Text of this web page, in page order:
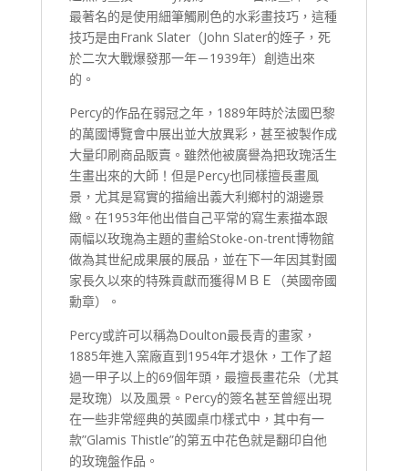
最著名的是使用細筆觸刷色的水彩畫技巧，這種
技巧是由Frank Slater（John Slater的姪子，死
於二次大戰爆發那一年－1939年）創造出來
的。
Percy的作品在弱冠之年，1889年時於法國巴黎
的萬國博覽會中展出並大放異彩，甚至被製作成
大量印刷商品販賣。雖然他被廣譽為把玫瑰活生
生畫出來的大師！但是Percy也同樣擅長畫風
景，尤其是寫實的描繪出義大利鄉村的湖邊景
緻。在1953年他出借自己平常的寫生素描本跟
兩幅以玫瑰為主題的畫給Stoke-on-trent博物館
做為其世紀成果展的展品，並在下一年因其對國
家長久以來的特殊貢獻而獲得ＭＢＥ（英國帝國
勳章）。
Percy或許可以稱為Doulton最長青的畫家，
1885年進入窯廠直到1954年才退休，工作了超
過一甲子以上的69個年頭，最擅長畫花朵（尤其
是玫瑰）以及風景。Percy的簽名甚至曾經出現
在一些非常經典的英國桌巾樣式中，其中有一
款”Glamis Thistle”的第五中花色就是翻印自他
的玫瑰盤作品。